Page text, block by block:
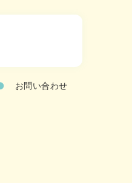
お問い合わせ